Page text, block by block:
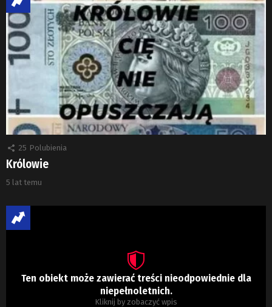
25 Polubienia
Królowie
5 lat temu
Ten obiekt może zawierać treści nieodpowiednie dla
niepełnoletnich.
Kliknij by zobaczyć wpis